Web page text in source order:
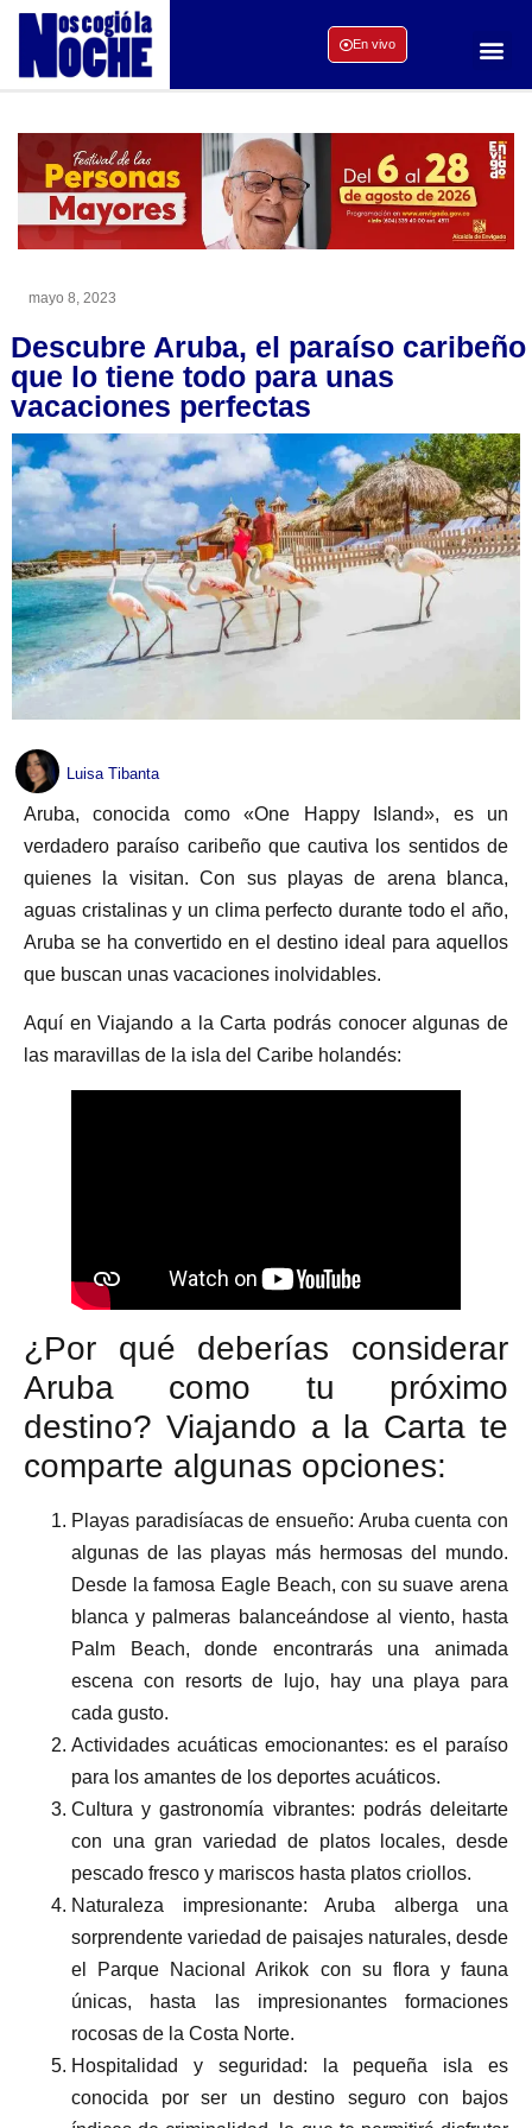
En vivo
mayo 8, 2023
Descubre Aruba, el paraíso caribeño
que lo tiene todo para unas
vacaciones perfectas
Luisa Tibanta
Aruba, conocida como «One Happy Island», es un
verdadero paraíso caribeño que cautiva los sentidos de
quienes la visitan. Con sus playas de arena blanca,
aguas cristalinas y un clima perfecto durante todo el año,
Aruba se ha convertido en el destino ideal para aquellos
que buscan unas vacaciones inolvidables.
Aquí en Viajando a la Carta podrás conocer algunas de
las maravillas de la isla del Caribe holandés:
¿Por qué deberías considerar
Aruba como tu próximo
destino? Viajando a la Carta te
comparte algunas opciones:
Playas paradisíacas de ensueño: Aruba cuenta con
algunas de las playas más hermosas del mundo.
Desde la famosa Eagle Beach, con su suave arena
blanca y palmeras balanceándose al viento, hasta
Palm Beach, donde encontrarás una animada
escena con resorts de lujo, hay una playa para
cada gusto.
Actividades acuáticas emocionantes: es el paraíso
para los amantes de los deportes acuáticos.
Cultura y gastronomía vibrantes: podrás deleitarte
con una gran variedad de platos locales, desde
pescado fresco y mariscos hasta platos criollos.
Naturaleza impresionante: Aruba alberga una
sorprendente variedad de paisajes naturales, desde
el Parque Nacional Arikok con su flora y fauna
únicas, hasta las impresionantes formaciones
rocosas de la Costa Norte.
Hospitalidad y seguridad: la pequeña isla es
conocida por ser un destino seguro con bajos